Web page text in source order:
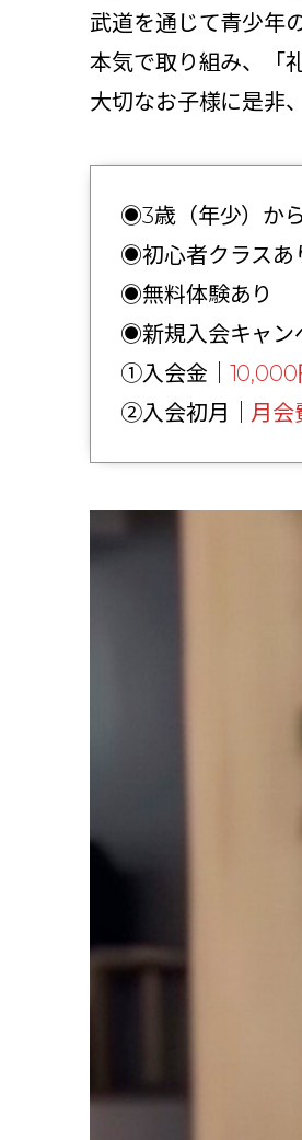
武道を通じて青少年
本気で取り組み、「
大切なお子様に是非
◉3歳（年少）か
◉初心者クラスあ
◉無料体験あり
◉新規入会キャン
①入会金｜ 10,000
②入会初月｜ 月会